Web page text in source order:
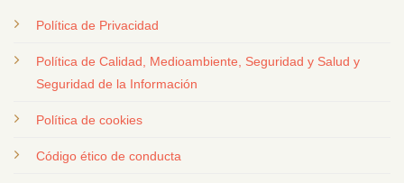
Política de Privacidad
Política de Calidad, Medioambiente, Seguridad y Salud y
Seguridad de la Información
Política de cookies
Código ético de conducta